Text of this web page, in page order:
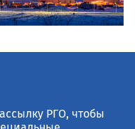
РГО, чтобы